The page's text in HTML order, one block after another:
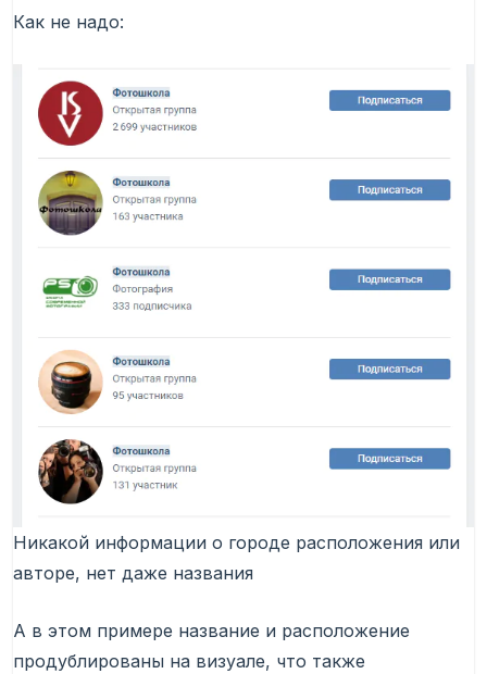
Как не надо:
Никакой информации о городе расположения или
авторе, нет даже названия
А в этом примере название и расположение
продублированы на визуале, что также